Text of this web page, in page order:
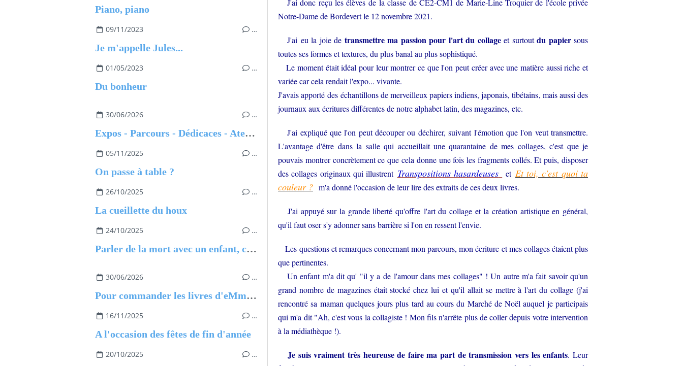
J'ai donc reçu les élèves de la classe de CE2-CM1 de Marie-Line Troquier de l'école privée
Notre-Dame de Bordevert le 12 novembre 2021.
J'ai eu la joie de transmettre ma passion pour l'art du collageet surtoutdu papiersous
toutes ses formes et textures, du plus banal au plus sophistiqué.
Le moment était idéal pour leur montrer ce que l'on peut créer avec une matière aussi riche et
variée car cela rendait l'expo... vivante.
J'avais apporté des échantillons de merveilleux papiers indiens, japonais, tibétains, mais aussi des
journaux aux écritures différentes de notre alphabet latin, des magazines, etc.
J'ai expliqué que l'on peut découper ou déchirer, suivant l'émotion que l'on veut transmettre.
L'avantage d'être dans la salle qui accueillait une quarantaine de mes collages, c'est que je
pouvais montrer concrètement ce que cela donne une fois les fragments collés. Et puis, disposer
des collages originaux qui illustrent Transpositions hasardeuses et Et toi, c'est quoi ta
couleur ? m'a donné l'occasion de leur lire des extraits de ces deux livres.
J'ai appuyé sur la grande liberté qu'offre l'art du collage et la création artistique en général,
qu'il faut oser s'y adonner sans barrière si l'on en ressent l'envie.
Les questions et remarques concernant mon parcours, mon écriture et mes collages étaient plus
que pertinentes.
Un enfant m'a dit qu' "il y a de l'amour dans mes collages" ! Un autre m'a fait savoir qu'un
grand nombre de magazines était stocké chez lui et qu'il allait se mettre à l'art du collage (j'ai
rencontré sa maman quelques jours plus tard au cours du Marché de Noël auquel je participais
qui m'a dit "Ah, c'est vous la collagiste ! Mon fils n'arrête plus de coller depuis votre intervention
à la médiathèque !).
Je suis vraiment très heureuse de faire ma part de transmission vers les enfants. Leur
Piano, piano
09/11/2023 …
Je m'appelle Jules...
01/05/2023 …
Du bonheur
30/06/2026 …
Expos - Parcours - Dédicaces - Ateliers
05/11/2025 …
On passe à table ?
26/10/2025 …
La cueillette du houx
24/10/2025 …
Parler de la mort avec un enfant, ce n’est pas impossible
30/06/2026 …
Pour commander les livres d'eMmA MessanA
16/11/2025 …
A l'occasion des fêtes de fin d'année
20/10/2025 …